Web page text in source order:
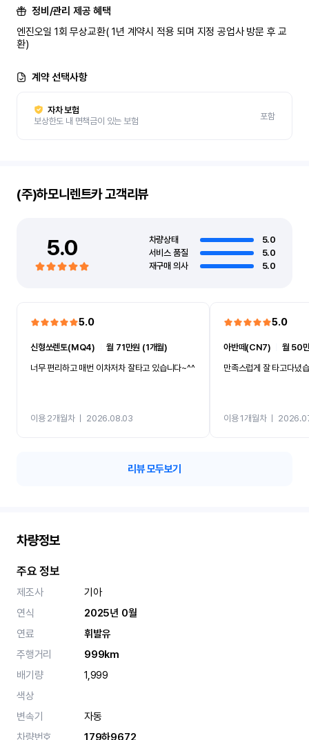
정비/관리 제공 혜택
엔진오일 1회 무상교환( 1년 계약시 적용 되며 지정 공업사 방문 후 교
환)
계약 선택사항
자차 보험
보상한도 내 면책금이 있는 보험
포함
(주)하모니렌트카고객리뷰
5.0 차량상태
5.0
서비스 품질
5.0
재구매 의사
5.0
5.0
신형쏘렌토(MQ4) ㅣ월 71만원 (1개월)
너무 편리하고 매번 이차저차 잘타고 있습니다~^^
이용 2개월차ㅣ 2026.08.03
5.0
아반떼(CN7)
월 50
만족스럽게 잘 타고다녔
이용 1개월차ㅣ
리뷰 모두보기
차량정보
주요 정보
제조사
기아
연식
2025년 0월
연료
휘발유
주행거리
999km
배기량
1,999
색상
변속기
자동
차량번호
179하9672